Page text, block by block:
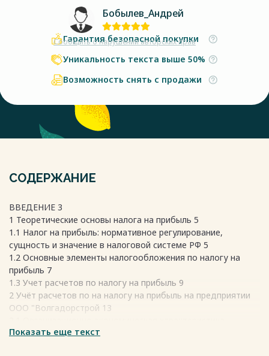
Бобылев_Андрей
Сообщить о нарушении авторских прав
Гарантия безопасной покупки
Уникальность текста выше 50%
Возможность снять с продажи
СОДЕРЖАНИЕ
ВВЕДЕНИЕ 3
1 Теоретические основы налога на прибыль 5
1.1 Налог на прибыль: нормативное регулирование,
сущность и значение в налоговой системе РФ 5
1.2 Основные элементы налогообложения по налогу на
прибыль 7
1.3 Учет расчетов по налогу на прибыль 9
2 Учёт расчетов по на налогу на прибыль на предприятии
ООО "Волгадорстрой 13
предприятия 13
Показать еще текст